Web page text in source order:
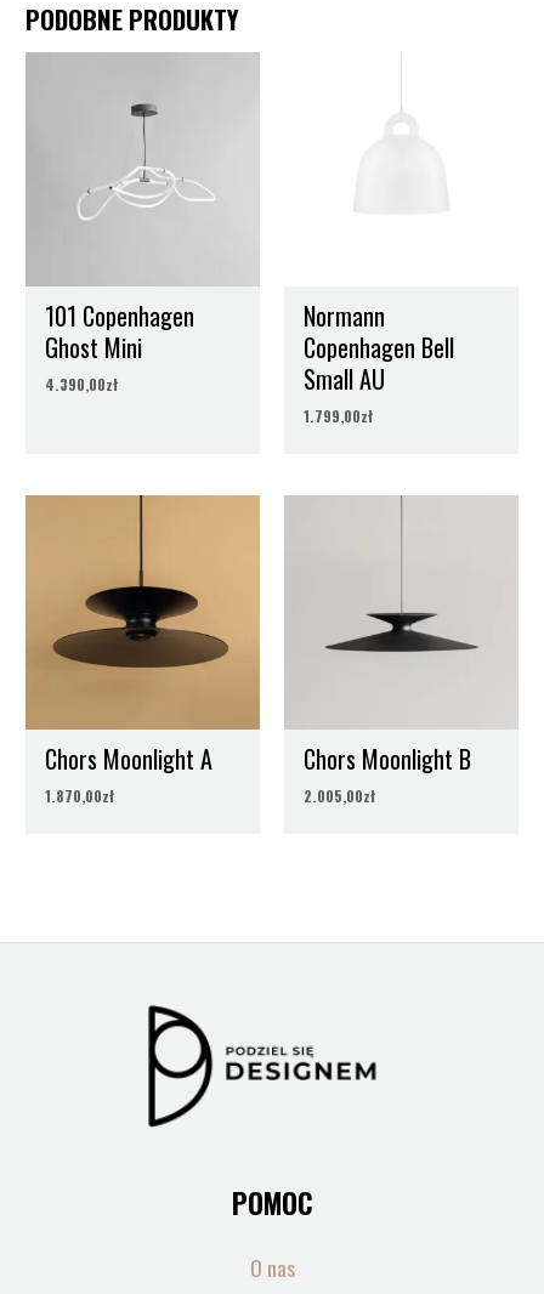
Szerokość: 10 cm,
Źródło światła
Materiał
PODOBNE PRODUKTY
101 Copenhagen
Ghost Mini
4.390,00zł
Normann
Copenhagen Bell
Small AU
1.799,00zł
Chors Moonlight A
1.870,00zł
Chors Moonlight B
2.005,00zł
POMOC
O nas